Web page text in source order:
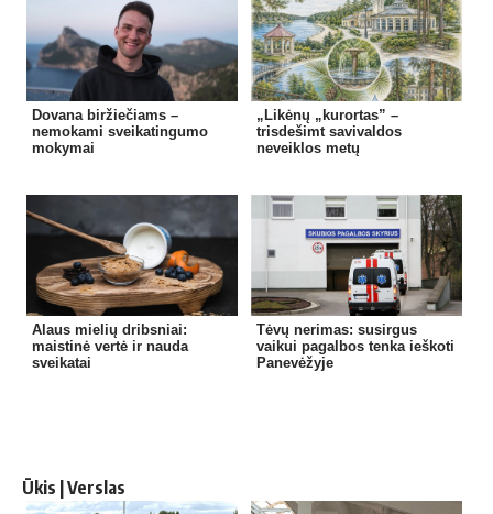
Dovana biržiečiams –
nemokami sveikatingumo
mokymai
„Likėnų „kurortas” –
trisdešimt savivaldos
neveiklos metų
Alaus mielių dribsniai:
maistinė vertė ir nauda
sveikatai
Tėvų nerimas: susirgus
vaikui pagalbos tenka ieškoti
Panevėžyje
Ūkis | Verslas